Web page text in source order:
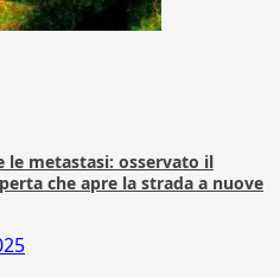
le metastasi: osservato il
che apre la strada a nuove